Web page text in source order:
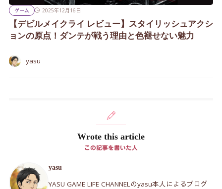
ゲーム 2025年12月16日
【デビルメイクライ レビュー】スタイリッシュアクシ
ョンの原点！ダンテが戦う理由と色褪せない魅力
yasu
Wrote this article
この記事を書いた人
yasu
YASU GAME LIFE CHANNELのyasu本人によるブログ